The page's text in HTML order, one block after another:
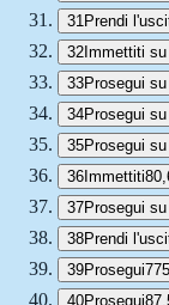
31 Prendi
32Immettiti
33Prosegui
34Prosegui
35Prosegui
36Immettiti
37Prosegui
38Prendi
39Prosegui
40Prosegui